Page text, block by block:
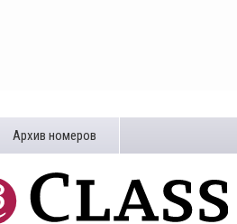
Архив номеров